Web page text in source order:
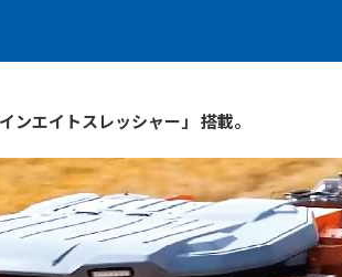
ンエイトスレッシャー」 搭載。